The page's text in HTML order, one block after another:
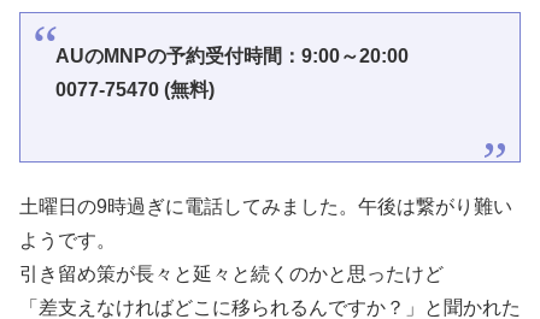
AUのMNPの予約受付時間：9:00～20:00
0077-75470 (無料)
土曜日の9時過ぎに電話してみました。午後は繋がり難い
ようです。
引き留め策が長々と延々と続くのかと思ったけど
「差支えなければどこに移られるんですか？」と聞かれた